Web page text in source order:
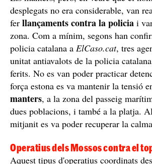
desplegats no era considerable, van
fer llançamentscontralapolicia i
zona. Com a mínim, segons han
policia catalana a ElCaso.cat, tres
unitat antiavalots de la policia
ferits. No es van poder practicar
força estona es va mantenir la tensió
manters, a la zona del passeig
dues poblacions, i també a la platja.
mitjanit es va poder recuperar la